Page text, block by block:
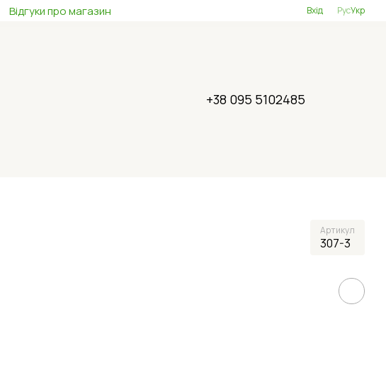
Відгуки про магазин Вхід РусУкр
+38 095 5102485
Артикул
307-3